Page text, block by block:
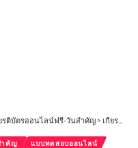
รติบัตรออนไลน์ฟรี-วันสำคัญ> เกียรติบัตรออนไลน์ฟรี 2568 ทำแบบทดสอบเนื่องในวันมาฆบูชา ปีพุทธศักราช 2568 ผ่านเกณฑ์ โดยโรงเรียนชุมแสงชนูทิศ
ำคัญ
แบบทดสอบออนไลน์